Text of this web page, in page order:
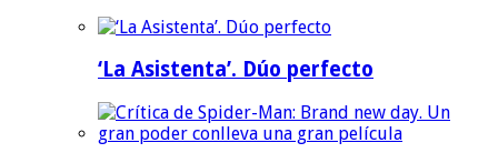
‘La Asistenta’. Dúo perfecto